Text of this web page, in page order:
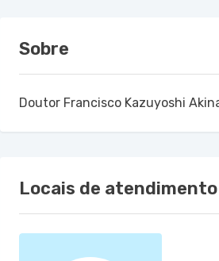
Sobre
Doutor Francisco Kazuyoshi
Locais de atendimento